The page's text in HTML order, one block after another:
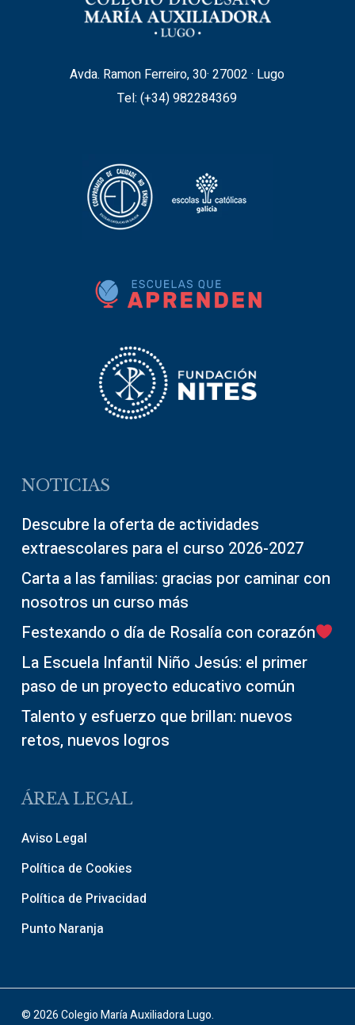
Avda. Ramon Ferreiro, 30· 27002 · Lugo
Tel: (+34)982284369
NOTICIAS
Descubre la oferta de actividades
extraescolares para el curso 2026-2027
Carta a las familias: gracias por caminar con
nosotros un curso más
Festexando o día de Rosalía con corazón
La Escuela Infantil Niño Jesús: el primer
paso de un proyecto educativo común
Talento y esfuerzo que brillan: nuevos
retos, nuevos logros
ÁREA LEGAL
Aviso Legal
Política de Cookies
Política de Privacidad
Punto Naranja
© 2026 Colegio María Auxiliadora Lugo.